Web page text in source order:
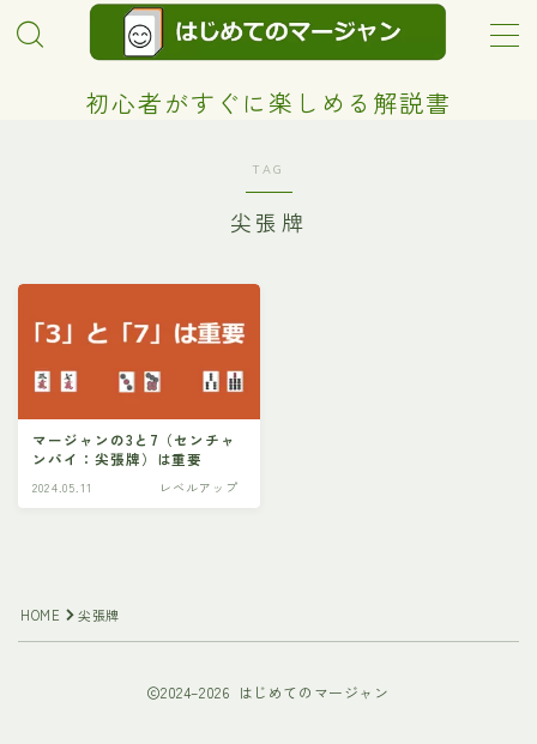
初心者がすぐに楽しめる解説書
MENU
プライバシーポリシー
プロフィール
お問い合わせ
TAG
尖張牌
マージャンの3と7（センチャ
ンパイ：尖張牌）は重要
2024.05.11 レベルアップ
HOME 尖張牌
2024–2026 はじめてのマージャン